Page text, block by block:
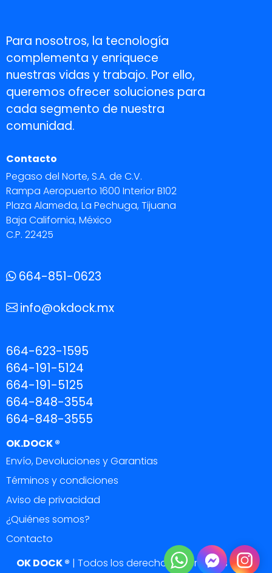
Para nosotros, la tecnología
complementa y enriquece
nuestras vidas y trabajo. Por ello,
queremos ofrecer soluciones para
cada segmento de nuestra
comunidad.
Contacto
Pegaso del Norte, S.A. de C.V.
Rampa Aeropuerto 1600 Interior B102
Plaza Alameda, La Pechuga, Tijuana
Baja California, México
C.P. 22425
664-851-0623
info@okdock.mx
664-623-1595
664-191-5124
664-191-5125
664-848-3554
664-848-3555
OK.DOCK ®
Envío, Devoluciones y Garantias
Términos y condiciones
Aviso de privacidad
¿Quiénes somos?
Contacto
OK DOCK ® | Todos los derechos reservados 2026.